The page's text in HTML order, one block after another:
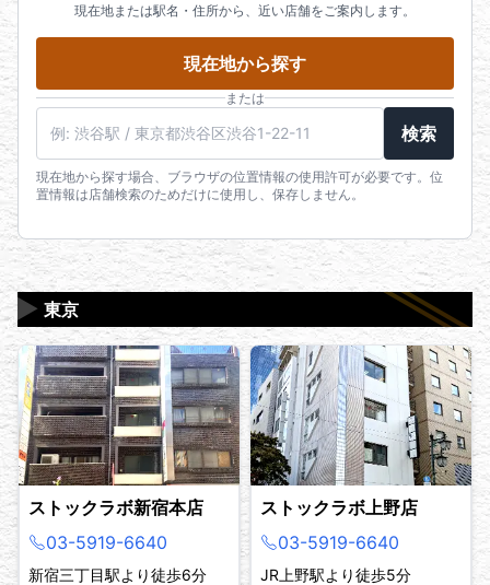
現在地または駅名・住所から、近い店舗をご案内します。
現在地から探す
または
検索
現在地から探す場合、ブラウザの位置情報の使用許可が必要です。位
置情報は店舗検索のためだけに使用し、保存しません。
東京
▶
ストックラボ新宿本店
03-5919-6640
新宿三丁目駅より徒歩6分
ストックラボ上野店
03-5919-6640
JR上野駅より徒歩5分